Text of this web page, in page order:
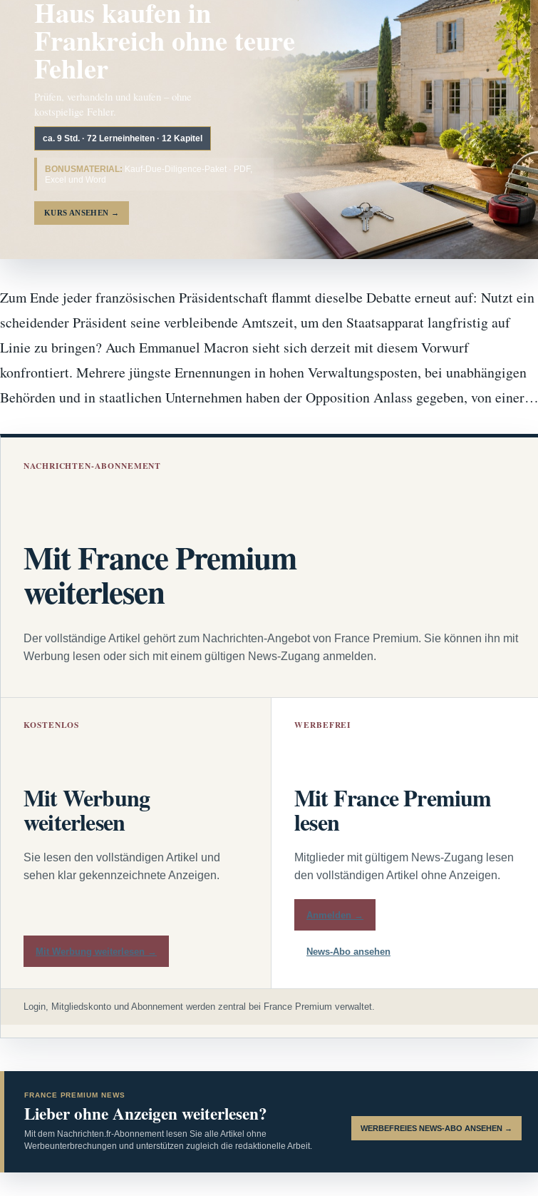
Haus kaufen in
Frankreich ohne teure
Fehler
Prüfen, verhandeln und kaufen – ohne
kostspielige Fehler.
ca. 9 Std. · 72 Lerneinheiten · 12 Kapitel
BONUSMATERIAL: Kauf-Due-Diligence-Paket · PDF,
Excel und Word
KURS ANSEHEN →
Zum Ende jeder französischen Präsidentschaft flammt dieselbe Debatte erneut auf: Nutzt ein
scheidender Präsident seine verbleibende Amtszeit, um den Staatsapparat langfristig auf
Linie zu bringen? Auch Emmanuel Macron sieht sich derzeit mit diesem Vorwurf
konfrontiert. Mehrere jüngste Ernennungen in hohen Verwaltungsposten, bei unabhängigen
Behörden und in staatlichen Unternehmen haben der Opposition Anlass gegeben, von einer…
NACHRICHTEN-ABONNEMENT
Mit France Premium
weiterlesen
Der vollständige Artikel gehört zum Nachrichten-Angebot von France Premium. Sie können ihn mit
Werbung lesen oder sich mit einem gültigen News-Zugang anmelden.
KOSTENLOS
Mit Werbung
weiterlesen
Sie lesen den vollständigen Artikel und
sehen klar gekennzeichnete Anzeigen.
Mit Werbung weiterlesen →
WERBEFREI
Mit France Premium
lesen
Mitglieder mit gültigem News-Zugang lesen
den vollständigen Artikel ohne Anzeigen.
Anmelden →
News-Abo ansehen
Login, Mitgliedskonto und Abonnement werden zentral bei France Premium verwaltet.
FRANCE PREMIUM NEWS
Lieber ohne Anzeigen weiterlesen?
Mit dem Nachrichten.fr-Abonnement lesen Sie alle Artikel ohne
Werbeunterbrechungen und unterstützen zugleich die redaktionelle Arbeit.
WERBEFREIES NEWS-ABO ANSEHEN →